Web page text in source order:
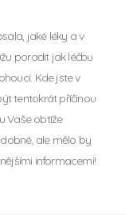
jaké léky a v
poradit jak léčbu
Kde jste v
tentokrát příčinou
Vaše obtíže
ale mělo by
informacemi!